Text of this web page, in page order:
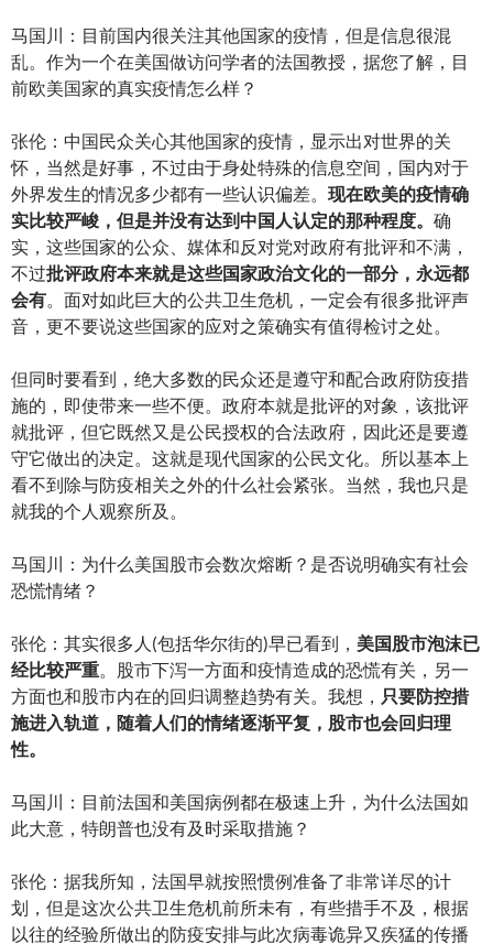
马国川：目前国内很关注其他国家的疫情，但是信息很混
乱。作为一个在美国做访问学者的法国教授，据您了解，目
前欧美国家的真实疫情怎么样？
张伦：中国民众关心其他国家的疫情，显示出对世界的关
怀，当然是好事，不过由于身处特殊的信息空间，国内对于
外界发生的情况多少都有一些认识偏差。 现在欧美的疫情确
实比较严峻，但是并没有达到中国人认定的那种程度。 确
实，这些国家的公众、媒体和反对党对政府有批评和不满，
不过批评政府本来就是这些国家政治文化的一部分，永远都
会有。面对如此巨大的公共卫生危机，一定会有很多批评声
音，更不要说这些国家的应对之策确实有值得检讨之处。
但同时要看到，绝大多数的民众还是遵守和配合政府防疫措
施的，即使带来一些不便。政府本就是批评的对象，该批评
就批评，但它既然又是公民授权的合法政府，因此还是要遵
守它做出的决定。这就是现代国家的公民文化。所以基本上
看不到除与防疫相关之外的什么社会紧张。当然，我也只是
就我的个人观察所及。
马国川：为什么美国股市会数次熔断？是否说明确实有社会
恐慌情绪？
张伦：其实很多人(包括华尔街的)早已看到， 美国股市泡沫已
经比较严重。股市下泻一方面和疫情造成的恐慌有关，另一
方面也和股市内在的回归调整趋势有关。我想， 只要防控措
施进入轨道，随着人们的情绪逐渐平复，股市也会回归理
性。
马国川：目前法国和美国病例都在极速上升，为什么法国如
此大意，特朗普也没有及时采取措施？
张伦：据我所知，法国早就按照惯例准备了非常详尽的计
划，但是这次公共卫生危机前所未有，有些措手不及，根据
以往的经验所做出的防疫安排与此次病毒诡异又疾猛的传播